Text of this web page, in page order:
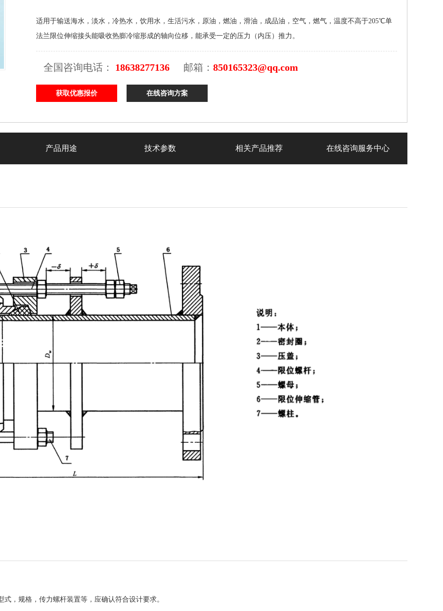
适用于输送海水，淡水，冷热水，饮用水，生活污水，原油，燃油，滑油，成品油，空气，燃气，温度不高于205℃单
法兰限位伸缩接头能吸收热膨冷缩形成的轴向位移，能承受一定的压力（内压）推力。
全国咨询电话： 18638277136 邮箱：850165323@qq.com
获取优惠报价 在线咨询方案
产品用途 技术参数 相关产品推荐 在线咨询服务中心
，规格，传力螺杆装置等，应确认符合设计要求。